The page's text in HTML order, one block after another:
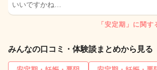
いいですかね…
「安定期」に関
みんなの口コミ・体験談まとめから見る